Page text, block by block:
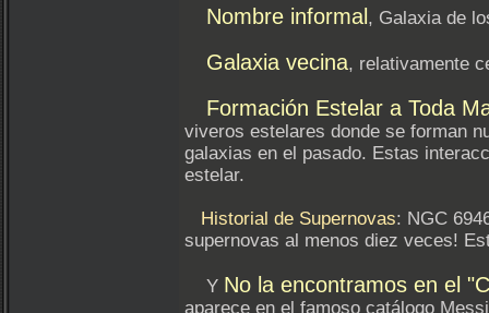
Nombre informal , Galaxia de
Galaxia vecina, relativamente
Formación Estelar a Toda
viveros estelares donde se forman
galaxias en el pasado. Estas
estelar.
Historial de Supernovas: NGC
supernovas al menos diez veces!
Y No la encontramos en el
aparece en el famoso catálogo